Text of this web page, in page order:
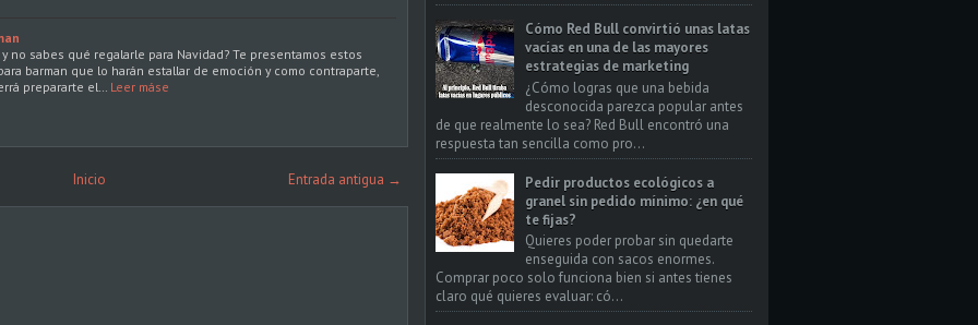
no sabes qué regalarle para Navidad? Te presentamos estos
barman que lo harán estallar de emoción y como contraparte,
prepararte el…
Leer máse
Entrada antigua →
Inicio
Cómo Red Bull convirtió unas latas
vacías en una de las mayores
estrategias de marketing
¿Cómo logras que una bebida
desconocida parezca popular antes
de que realmente lo sea? Red Bull encontró una
respuesta tan sencilla como pro...
Pedir productos ecológicos a
granel sin pedido mínimo: ¿en qué
te fijas?
Quieres poder probar sin quedarte
enseguida con sacos enormes.
Comprar poco solo funciona bien si antes tienes
claro qué quieres evaluar: có...